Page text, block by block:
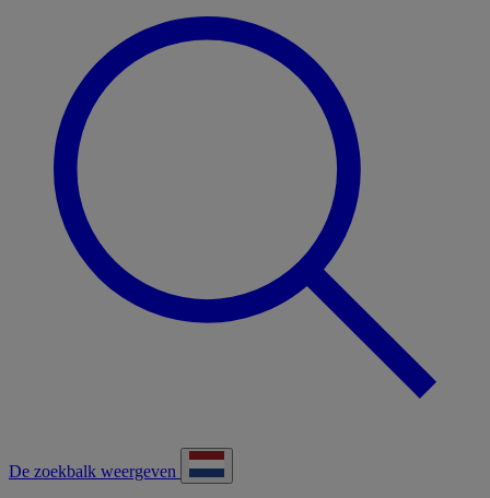
De zoekbalk weergeven